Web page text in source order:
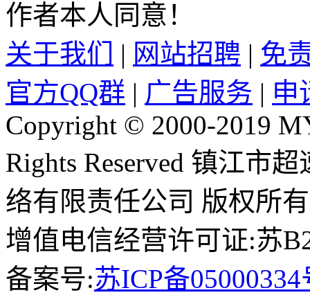
作者本人同意！
关于我们
| 网站招聘 | 免
官方QQ群 | 广告服务 | 申
Copyright © 2000-2019
Rights Reserved 镇江市
络有限责任公司 版权所有
增值电信经营许可证:苏
备案号:苏ICP备05000334